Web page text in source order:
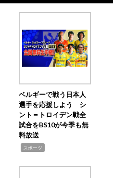
ベルギーで戦う日本人
選手を応援しよう シ
ント＝トロイデン戦全
試合をBS10が今季も無
料放送
スポーツ